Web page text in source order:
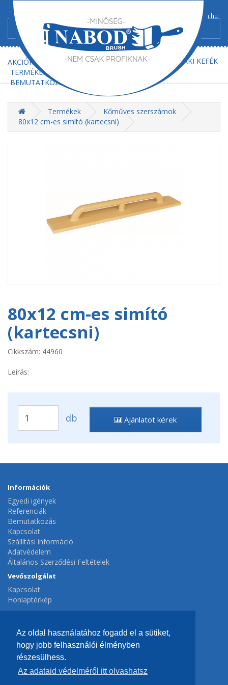
Az oldal használatához fogadd el a sütiket,
hogy jobb felhasználói élményben
részesülhess.
Az adataid védelméről itt olvashatsz
+36/52-367-602 info@nabod-brush.hu
FŐOLDAL AJÁNLATKÉRÉS MŰSZAKI KEFÉK
AKCIÓK
TERMÉKEK
BEMUTATKOZÁS
Termékek
Kőműves szerszámok
80x12 cm-es simító (kartecsni)
80x12 cm-es simító
(kartecsni)
Cikkszám: 44960
Leírás:
db Ajánlatot kérek
Információk
Egyedi igények
Referenciák
Bemutatkozás
Kapcsolat
Szállítási információ
Adatvédelem
Általános Szerződési Feltételek
Vevőszolgálat
Kapcsolat
Honlaptérkép
Extrák
Gyártók
Ajánlatok
Fiók
Hírlevél